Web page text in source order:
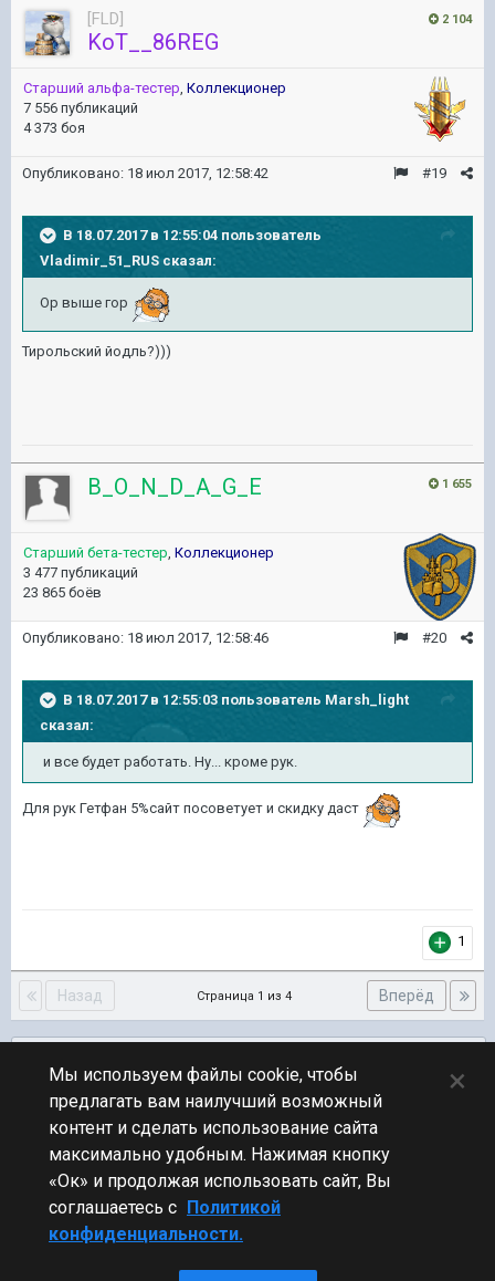
2 104
[FLD]
KoT__86REG
Старший альфа-тестер Коллекционер
7 556 публикаций
4 373 боя
#19
Опубликовано: 18 июл 2017, 12:58:42
В 18.07.2017 в 12:55:04 пользователь
Vladimir_51_RUS сказал:
Ор выше гор
Тирольский йодль?)))
1 655
B_O_N_D_A_G_E
Старший бета-тестер Коллекционер
3 477 публикаций
23 865 боёв
#20
Опубликовано: 18 июл 2017, 12:58:46
В 18.07.2017 в 12:55:03 пользователь Marsh_light
сказал:
и все будет работать. Ну... кроме рук.
Для рук Гетфан 5%сайт посоветует и скидку даст
1
Назад Вперёд
Страница 1 из 4
ПЕРЕЙТИ К СПИСКУ ТЕМ
Обсуждение Мира Кораблей
Стиль
Мы используем файлы cookie, чтобы
предлагать вам наилучший возможный
контент и сделать использование сайта
максимально удобным. Нажимая кнопку
«Ок» и продолжая использовать сайт, Вы
соглашаетесь с Политикой
конфиденциальности.
×